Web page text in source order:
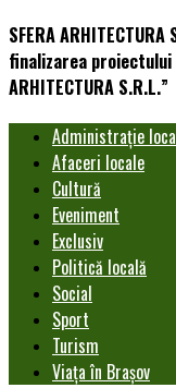
SFERA
finalizarea proiectului
ARHITECTURA S.R.L.”
Administrație
Afaceri locale
Cultură
Eveniment
Exclusiv
Politică locală
Social
Sport
Turism
Viața în Brașov